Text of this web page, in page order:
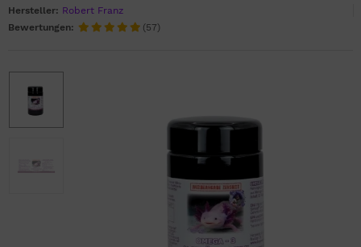
Hersteller: Robert Franz
Bewertungen:
(57)